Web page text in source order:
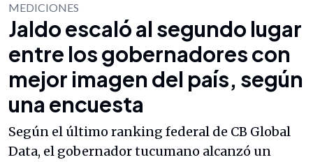
MEDICIONES
Jaldo escaló al segundo lugar
entre los gobernadores con
mejor imagen del país, según
una encuesta
Según el último ranking federal de CB Global
Data, el gobernador tucumano alcanzó un